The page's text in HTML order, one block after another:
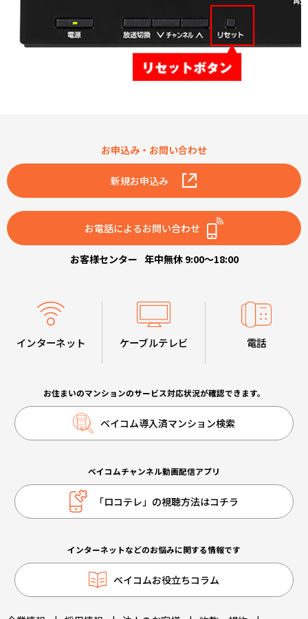
お申込み・お問い合わせ
新規お申込み
お電話によるお問い合わせ
お客様センター 年中無休 9:00～18:00
インターネット ケーブルテレビ 電話
お住まいのマンションのサービス対応状況が確認できます。
ベイコム導入済マンション検索
ベイコムチャンネル動画配信アプリ
「ロコテレ」の視聴方法はコチラ
インターネットなどのお悩みに関する情報です
ベイコムお役立ちコラム